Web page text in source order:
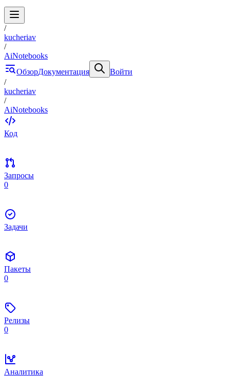
/
kucheriav
/
AiNotebooks
ОбзорДокументация
Войти
/
kucheriav
/
AiNotebooks
Код
Запросы
0
Задачи
Пакеты
0
Релизы
0
Аналитика